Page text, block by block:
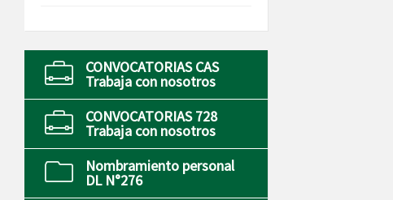
CONVOCATORIAS CAS
Trabaja con nosotros
CONVOCATORIAS 728
Trabaja con nosotros
Nombramiento personal
DL N°276